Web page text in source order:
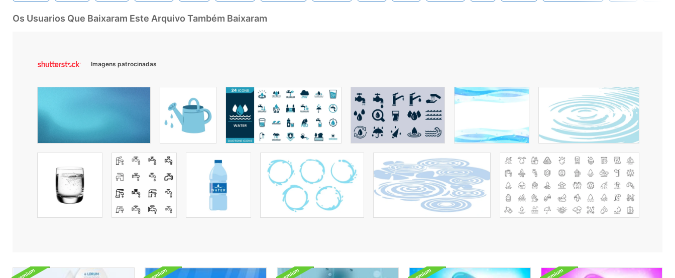
Os Usuarios Que Baixaram Este Arquivo Também Baixaram
Imagens patrocinadas